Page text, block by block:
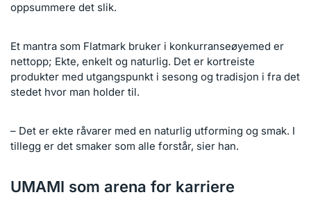
oppsummere det slik.
Et mantra som Flatmark bruker i konkurranseøyemed er
nettopp; Ekte, enkelt og naturlig. Det er kortreiste
produkter med utgangspunkt i sesong og tradisjon i fra det
stedet hvor man holder til.
– Det er ekte råvarer med en naturlig utforming og smak. I
tillegg er det smaker som alle forstår, sier han.
UMAMI som arena for karriere